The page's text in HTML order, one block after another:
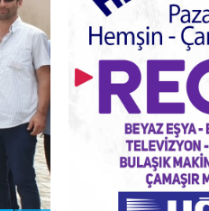
Pazar'daki
tartışıldı